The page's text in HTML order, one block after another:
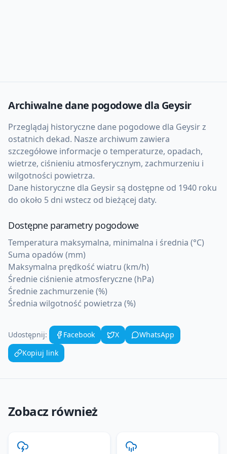
Archiwalne dane pogodowe dla Geysir
Przeglądaj historyczne dane pogodowe dla Geysirz
ostatnich dekad. Nasze archiwum zawiera
szczegółowe informacje o temperaturze, opadach,
wietrze, ciśnieniu atmosferycznym, zachmurzeniu i
wilgotności powietrza.
Dane historyczne dla Geysir są dostępne od 1940 roku
do około 5 dni wstecz od bieżącej daty.
Dostępne parametry pogodowe
Temperatura maksymalna, minimalna i średnia (°C)
Suma opadów (mm)
Maksymalna prędkość wiatru (km/h)
Średnie ciśnienie atmosferyczne (hPa)
Średnie zachmurzenie (%)
Średnia wilgotność powietrza (%)
Udostępnij: Facebook X
WhatsApp
Kopiuj link
Zobacz również